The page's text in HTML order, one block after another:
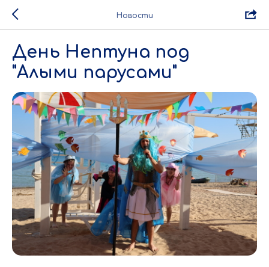
Новости
День Нептуна под
"Алыми парусами"